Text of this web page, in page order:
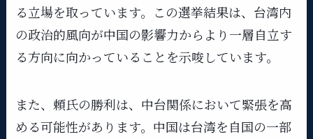
る立場を取っています。この選挙結果は、台湾内
の政治的風向が中国の影響力からより一層自立す
る方向に向かっていることを示唆しています。
また、頼氏の勝利は、中台関係において緊張を高
める可能性があります。中国は台湾を自国の一部